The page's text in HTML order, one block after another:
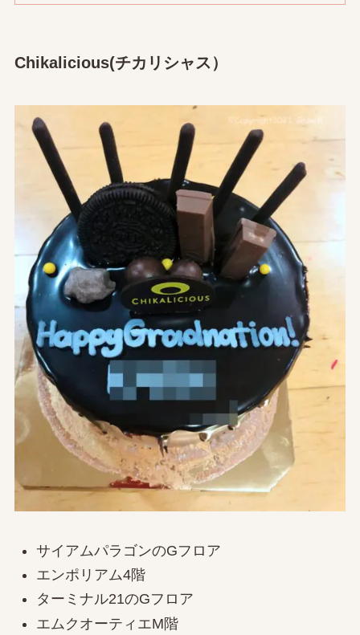
Chikalicious(チカリシャス）
サイアムパラゴンのGフロア
エンポリアム4階
ターミナル21のGフロア
エムクオーティエM階